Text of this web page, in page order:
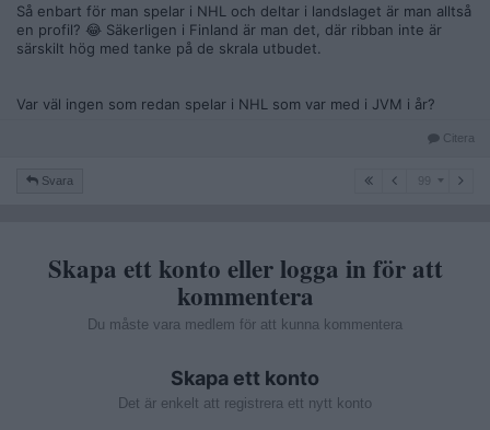
Så enbart för man spelar i NHL och deltar i landslaget är man alltså
en profil? 😂 Säkerligen i Finland är man det, där ribban inte är
särskilt hög med tanke på de skrala utbudet.
Var väl ingen som redan spelar i NHL som var med i JVM i år?
Citera
Svara
Skapa ett konto eller logga in för att
kommentera
Du måste vara medlem för att kunna kommentera
Skapa ett konto
Det är enkelt att registrera ett nytt konto